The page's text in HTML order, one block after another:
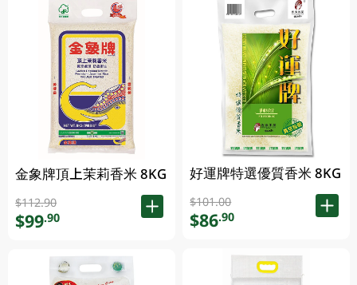
金象牌頂上茉莉香米 8KG
$112.90
$99.90
好運牌特選優質香米 8KG
$101.00
$86.90